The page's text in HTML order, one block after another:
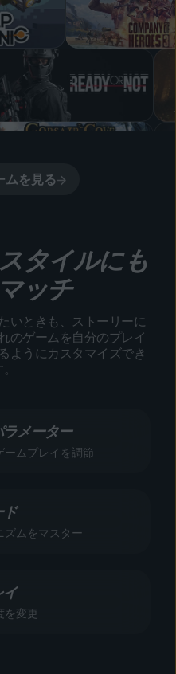
ムを見る
タイルにも
ッチ
いときも、ストーリーに
のゲームを自分のプレイ
ようにカスタマイズでき
ラメーター
ームプレイを調節
ド
ズムをマスター
イ
を変更